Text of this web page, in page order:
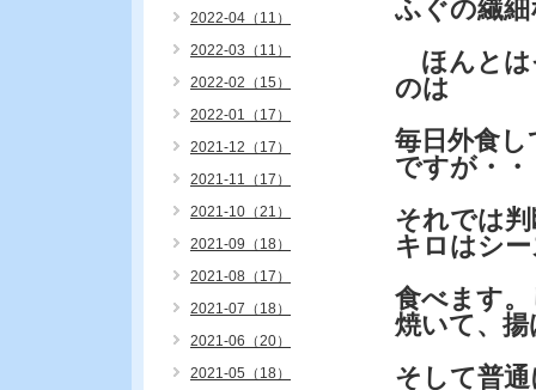
ふぐの繊
ほんとは
のは
毎日外食
ですが・・
それでは
キロはシ
食べます
焼いて、揚
そして普
2022-04（11）
2022-03（11）
2022-02（15）
2022-01（17）
2021-12（17）
2021-11（17）
2021-10（21）
2021-09（18）
2021-08（17）
2021-07（18）
2021-06（20）
2021-05（18）